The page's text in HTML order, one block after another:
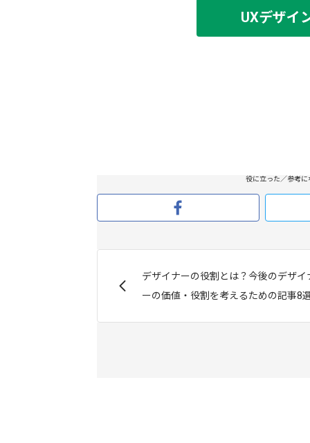
UXデザイ
役に立った／参考
デザイナーの役割とは？今後のデザイ
ーの価値・役割を考えるための記事8